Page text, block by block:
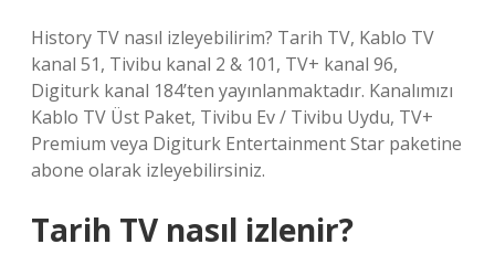
History TV nasıl izleyebilirim? Tarih TV, Kablo TV
kanal 51, Tivibu kanal 2 & 101, TV+ kanal 96,
Digiturk kanal 184’ten yayınlanmaktadır. Kanalımızı
Kablo TV Üst Paket, Tivibu Ev / Tivibu Uydu, TV+
Premium veya Digiturk Entertainment Star paketine
abone olarak izleyebilirsiniz.
Tarih TV nasıl izlenir?